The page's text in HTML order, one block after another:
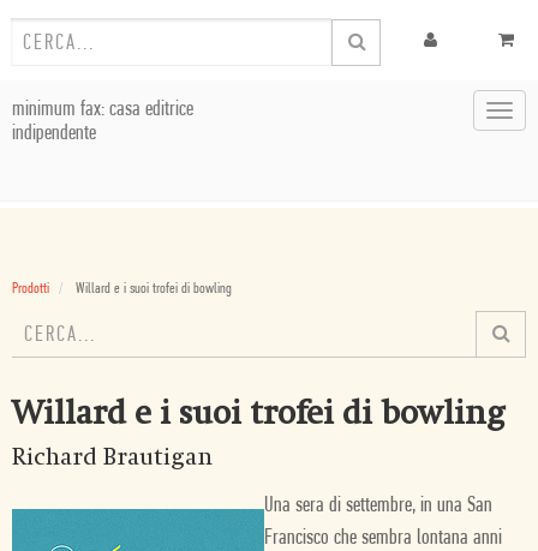
minimum fax: casa editrice
indipendente
Prodotti Willard e i suoi trofei di bowling
Willard e i suoi trofei di bowling
Richard Brautigan
Una sera di settembre, in una San
Francisco che sembra lontana anni